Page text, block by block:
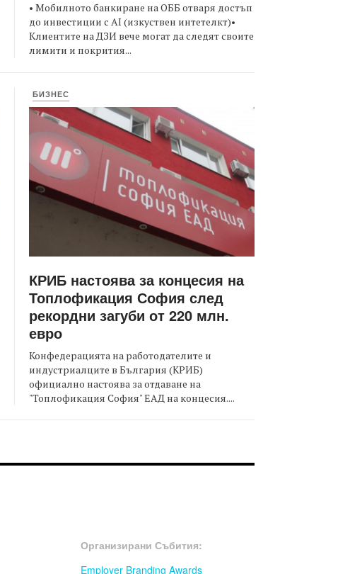
• Мобилното банкиране на ОББ отваря достъп
до инвестиции с AI (изкуствен интетелкт)•
Клиентите на ДЗИ вече могат да следят своите
лимити и покрития...
БИЗНЕС
КРИБ настоява за концесия на
Топлофикация София след
рекордни загуби от 220 млн.
евро
Конфедерацията на работодателите и
индустриалците в България (КРИБ)
официално настоява за отдаване на
"Топлофикация София" ЕАД на концесия....
Организирани Събития:
Employer Branding Awards